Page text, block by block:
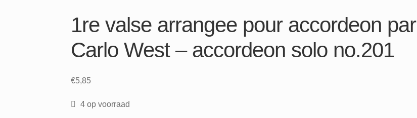
1re valse arrangee pour accordeon par
Carlo West – accordeon solo no.201
€5,85
4 op voorraad